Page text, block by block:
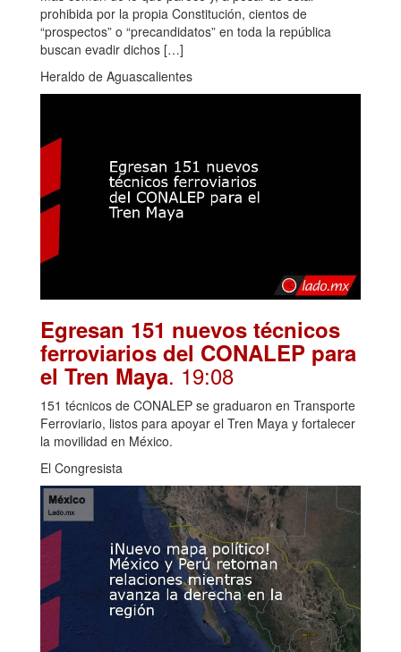
prohibida por la propia Constitución, cientos de
“prospectos” o “precandidatos” en toda la república
buscan evadir dichos […]
Heraldo de Aguascalientes
Egresan 151 nuevos técnicos
ferroviarios del CONALEP para
el Tren Maya. 19:08
151 técnicos de CONALEP se graduaron en Transporte
Ferroviario, listos para apoyar el Tren Maya y fortalecer
la movilidad en México.
El Congresista